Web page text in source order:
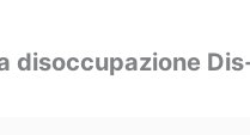
disoccupazione